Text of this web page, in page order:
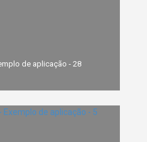
de aplicação - 28